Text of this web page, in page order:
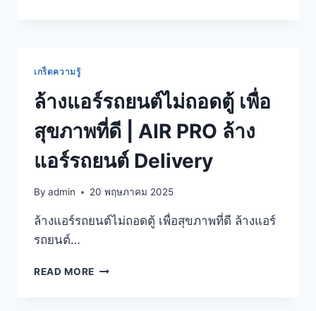
เกร็ดความรู้
ล้างแอร์รถยนต์ไม่ถอดตู้ เพื่อ
สุขภาพที่ดี | AIR PRO ล้าง
แอร์รถยนต์ Delivery
By admin 20 พฤษภาคม 2025
ล้างแอร์รถยนต์ไม่ถอดตู้ เพื่อสุขภาพที่ดี ล้างแอร์
รถยนต์…
READ MORE